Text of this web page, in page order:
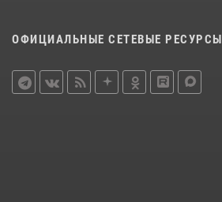
ОФИЦИАЛЬНЫЕ СЕТЕВЫЕ РЕСУРСЫ